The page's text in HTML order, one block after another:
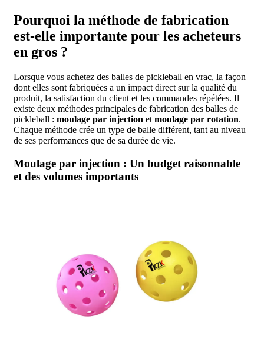
Pourquoi la méthode de fabrication
est-elle importante pour les acheteurs
en gros ?
Lorsque vous achetez des balles de pickleball en vrac, la façon
dont elles sont fabriquées a un impact direct sur la qualité du
produit, la satisfaction du client et les commandes répétées. Il
existe deux méthodes principales de fabrication des balles de
pickleball : moulage par injection et moulage par rotation.
Chaque méthode crée un type de balle différent, tant au niveau
de ses performances que de sa durée de vie.
Moulage par injection : Un budget raisonnable
et des volumes importants